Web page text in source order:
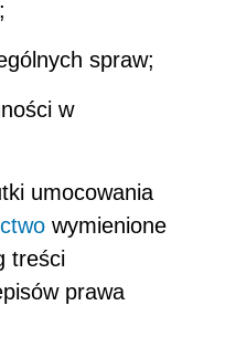
spraw;
w
umocowania
wymienione
treści
prawa